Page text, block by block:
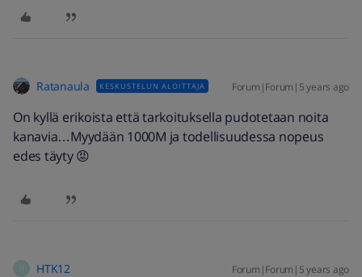
Ratanaula KESKUSTELUN ALOITTAJA Forum|Forum|5 years ago
On kyllä erikoista että tarkoituksella pudotetaan noita
kanavia…Myydään 1000M ja todellisuudessa nopeus
edes täyty 😡
HTK12 Forum|Forum|5 years ago